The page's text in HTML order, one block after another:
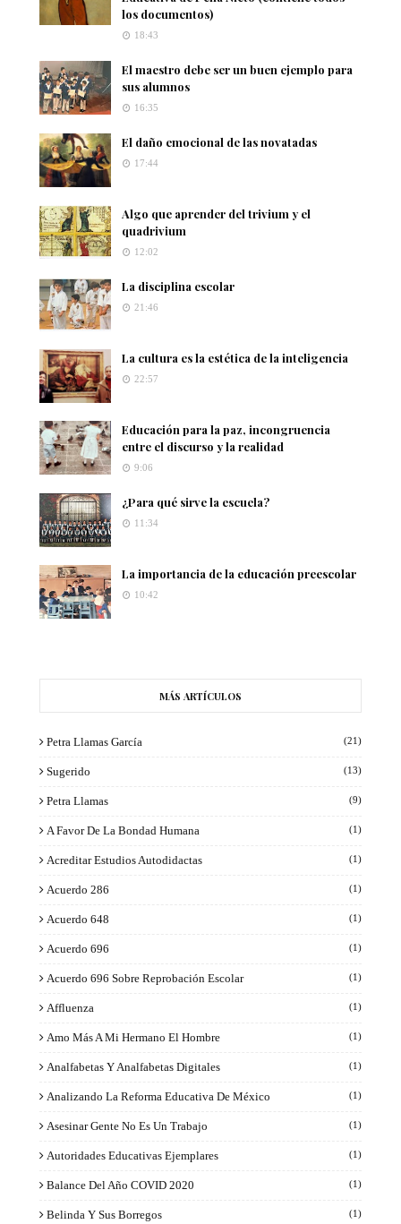
los documentos)
18:43
El maestro debe ser un buen ejemplo para
sus alumnos
16:35
El daño emocional de las novatadas
17:44
Algo que aprender del trivium y el
quadrivium
12:02
La disciplina escolar
21:46
La cultura es la estética de la inteligencia
22:57
Educación para la paz, incongruencia
entre el discurso y la realidad
9:06
¿Para qué sirve la escuela?
11:34
La importancia de la educación preescolar
10:42
MÁS ARTÍCULOS
Petra Llamas García (21)
Sugerido (13)
Petra Llamas (9)
A Favor De La Bondad Humana (1)
Acreditar Estudios Autodidactas (1)
Acuerdo 286 (1)
Acuerdo 648 (1)
Acuerdo 696 (1)
Acuerdo 696 Sobre Reprobación Escolar (1)
Affluenza (1)
Amo Más A Mi Hermano El Hombre (1)
Analfabetas Y Analfabetas Digitales (1)
Analizando La Reforma Educativa De México (1)
Asesinar Gente No Es Un Trabajo (1)
Autoridades Educativas Ejemplares (1)
Balance Del Año COVID 2020 (1)
Belinda Y Sus Borregos (1)